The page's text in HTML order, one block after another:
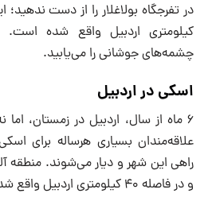
کیلومتری اردبیل واقع شده
چشمه‌های جوشانی را می‌یابید.
اسکی در اردبیل
6 ماه از سال، اردبیل در زمستان،
علاقه‌مندان بسیاری هرساله برای
راهی این شهر و دیار می‌شوند. منطقه
و در فاصله 40 کیلومتری اردبیل واقع شده است.